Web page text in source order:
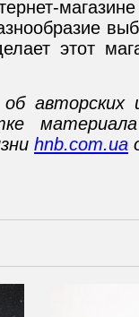
этот
авторских
hnb.com.ua